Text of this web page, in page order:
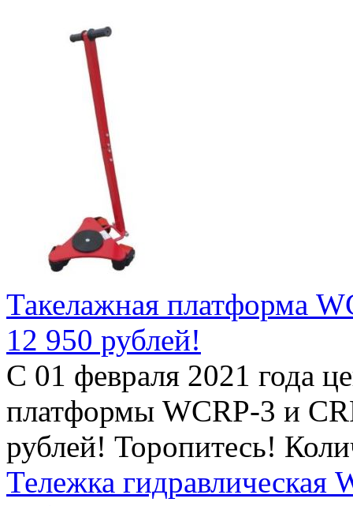
Такелажная платформа
12 950 рублей!
С 01 февраля 2021 года
платформы WCRP-3 и
рублей! Торопитесь!
Тележка гидравлическая